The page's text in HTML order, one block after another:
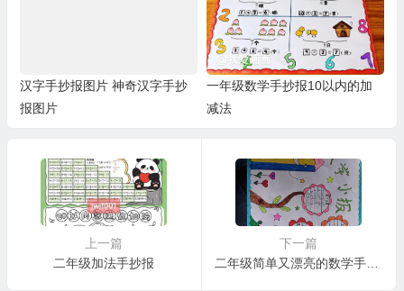
汉字手抄报图片 神奇汉字手抄
报图片
一年级数学手抄报10以内的加
减法
上一篇
二年级加法手抄报
下一篇
二年级简单又漂亮的数学手抄报